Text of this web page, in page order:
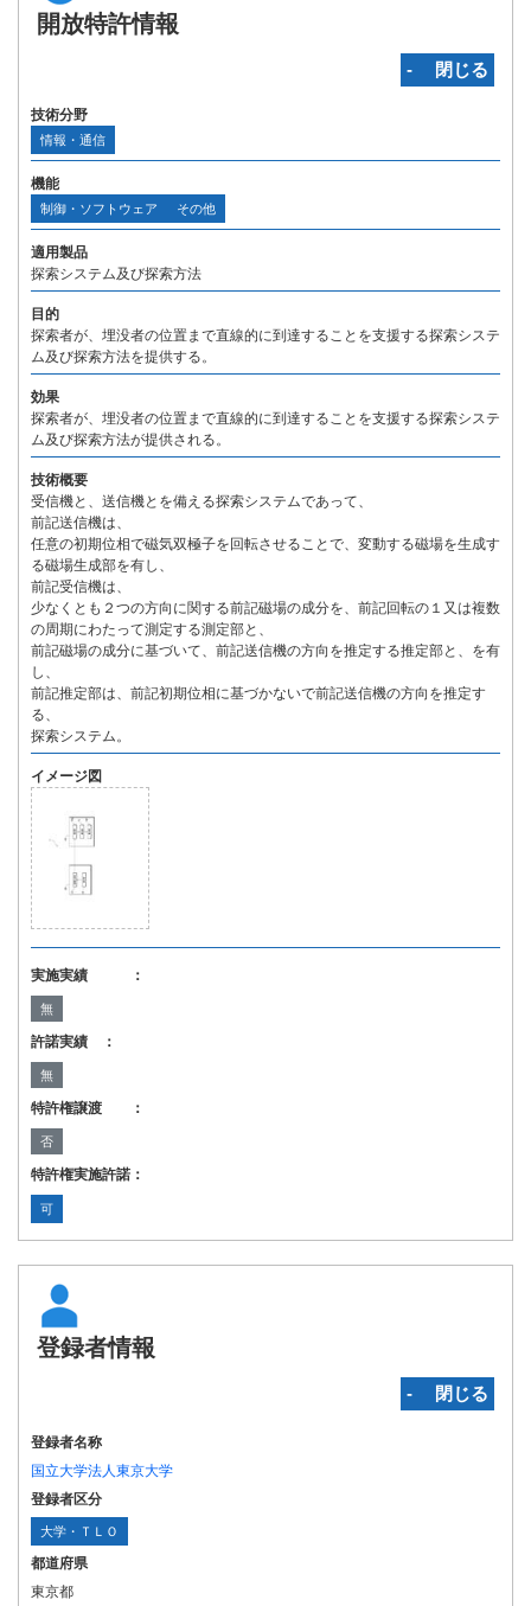
開放特許情報
‐ 閉じる
技術分野
情報・通信
機能
制御・ソフトウェア その他
適用製品
探索システム及び探索方法
目的
探索者が、埋没者の位置まで直線的に到達することを支援する探索システ
ム及び探索方法を提供する。
効果
探索者が、埋没者の位置まで直線的に到達することを支援する探索システ
ム及び探索方法が提供される。
技術概要
受信機と、送信機とを備える探索システムであって、
前記送信機は、
任意の初期位相で磁気双極子を回転させることで、変動する磁場を生成す
る磁場生成部を有し、
前記受信機は、
少なくとも２つの方向に関する前記磁場の成分を、前記回転の１又は複数
の周期にわたって測定する測定部と、
前記磁場の成分に基づいて、前記送信機の方向を推定する推定部と、を有
し、
前記推定部は、前記初期位相に基づかないで前記送信機の方向を推定す
る、
探索システム。
イメージ図
実施実績 ：
無
許諾実績 ：
無
特許権譲渡 ：
否
特許権実施許諾：
可
登録者情報
‐ 閉じる
登録者名称
国立大学法人東京大学
登録者区分
大学・ＴＬＯ
都道府県
東京都